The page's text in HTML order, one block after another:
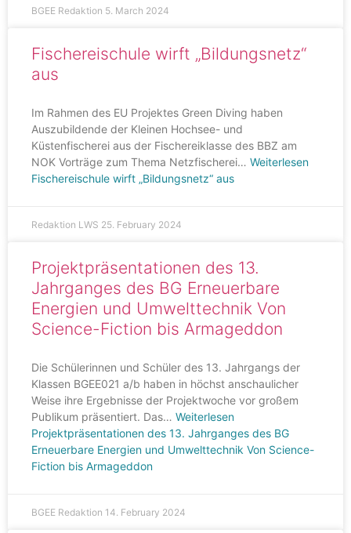
BGEE Redaktion 5. March 2024
Fischereischule wirft „Bildungsnetz“
aus
Im Rahmen des EU Projektes Green Diving haben
Auszubildende der Kleinen Hochsee- und
Küstenfischerei aus der Fischereiklasse des BBZ am
NOK Vorträge zum Thema Netzfischerei… Weiterlesen
Fischereischule wirft „Bildungsnetz“ aus
Redaktion LWS 25. February 2024
Projektpräsentationen des 13.
Jahrganges des BG Erneuerbare
Energien und Umwelttechnik Von
Science-Fiction bis Armageddon
Die Schülerinnen und Schüler des 13. Jahrgangs der
Klassen BGEE021 a/b haben in höchst anschaulicher
Weise ihre Ergebnisse der Projektwoche vor großem
Publikum präsentiert. Das… Weiterlesen
Projektpräsentationen des 13. Jahrganges des BG
Erneuerbare Energien und Umwelttechnik Von Science-
Fiction bis Armageddon
BGEE Redaktion 14. February 2024